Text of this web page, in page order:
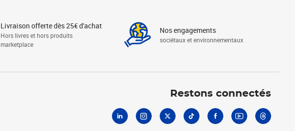
Livraison offerte dès 25€ d'achat
Hors livres et hors produits
marketplace
Nos engagements
sociétaux et environnementaux
Restons connectés